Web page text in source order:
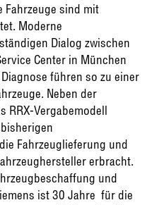
Fahrzeuge sind mit
Moderne
Dialog zwischen
Center in München
führen so zu einer
Neben der
RRX-Vergabemodell
Fahrzeuglieferung und
erbracht.
und
ist 30 Jahre für die